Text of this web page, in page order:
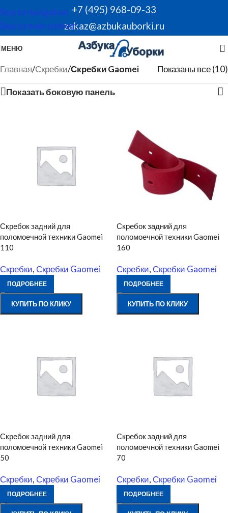
Skip to navigation
Skip to main content
+7 (495) 968-09-33
zakaz@azbukauborki.ru
МЕНЮ
Главная/Скребки/Скребки Gaomei Показаны все (10)
Показать боковую панель
Скребок задний для
поломоечной техники Gaomei
110
Скребки, Скребки Gaomei
ПОДРОБНЕЕ
КУПИТЬ ПО КЛИКУ
Скребок задний для
поломоечной техники Gaomei
160
Скребки, Скребки Gaomei
ПОДРОБНЕЕ
КУПИТЬ ПО КЛИКУ
Скребок задний для
поломоечной техники Gaomei
50
Скребки, Скребки Gaomei
ПОДРОБНЕЕ
Скребок задний для
поломоечной техники Gaomei
70
Скребки, Скребки Gaomei
ПОДРОБНЕЕ